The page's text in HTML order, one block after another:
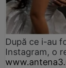
După ce i-au
Instagram, o